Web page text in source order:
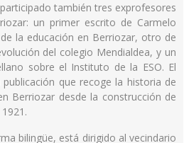
también tres exprofesores
un primer escrito de Carmelo
la educación en Berriozar, otro de
del colegio Mendialdea, y un
sobre el Instituto de la ESO. El
que recoge la historia de
Berriozar desde la construcción de
bilingüe, está dirigido al vecindario